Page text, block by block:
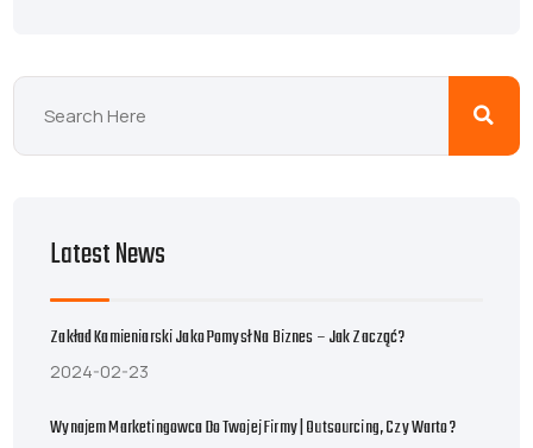
Latest News
Zakład Kamieniarski Jako Pomysł Na Biznes – Jak Zacząć?
2024-02-23
Wynajem Marketingowca Do Twojej Firmy | Outsourcing, Czy Warto?